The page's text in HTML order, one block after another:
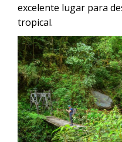
excelente lugar para
tropical.